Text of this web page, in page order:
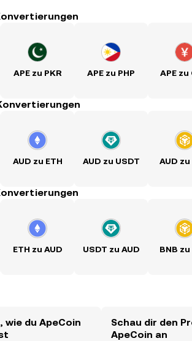
APE zu PKR APE zu PHP APE zu
AUD zu ETH AUD zu USDT AUD zu
ETH zu AUD USDT zu AUD BNB zu
wie du ApeCoin
Schau dir den
ApeCoin an